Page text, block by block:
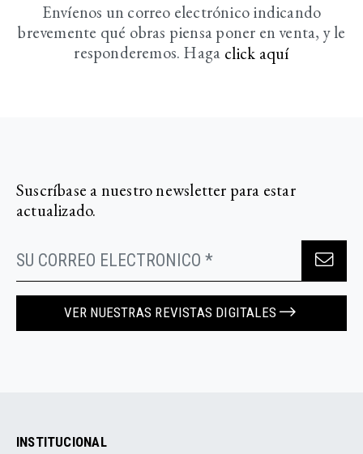
Envíenos un correo electrónico indicando
brevemente qué obras piensa poner en venta, y le
responderemos. Haga click aquí­
Suscríbase a nuestro newsletter para estar
actualizado.
VER NUESTRAS REVISTAS DIGITALES
INSTITUCIONAL